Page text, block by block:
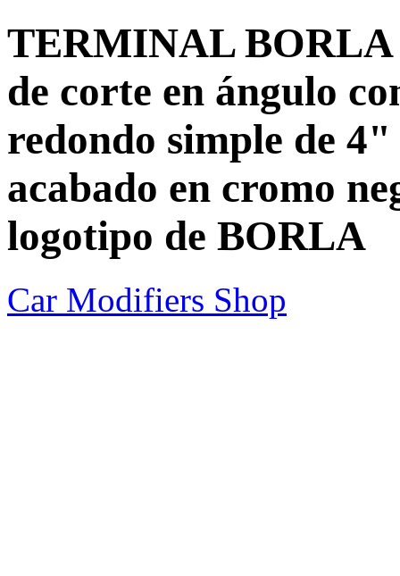
TERMINAL BORLA
de corte en ángulo
redondo simple de
acabado en cromo
logotipo de BORLA
Car Modifiers Shop